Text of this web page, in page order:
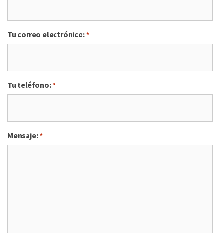
Tu correo electrónico:*
Tu teléfono:*
Mensaje: *